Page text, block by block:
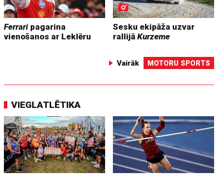
Ferrari pagarina
vienošanos ar Leklēru
Sesku ekipāža uzvar
rallijāKurzeme
Vairāk MOTORU SPORTS
VIEGLATLĒTIKA